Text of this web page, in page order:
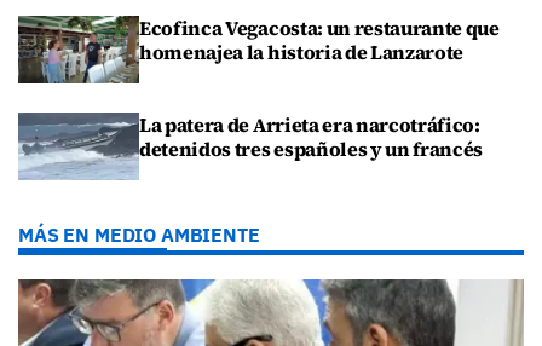
Ecofinca Vegacosta: un restaurante que
homenajea la historia de Lanzarote
La patera de Arrieta era narcotráfico:
detenidos tres españoles y un francés
MÁS EN MEDIO AMBIENTE